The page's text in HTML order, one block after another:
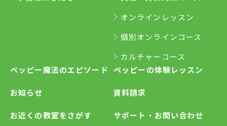
オンラインレッスン
個別オンラインコース
カルチャーコース
ペッピー魔法のエピソード
お知らせ
お近くの教室をさがす
ペッピーの体験レッスン
資料請求
サポート・お問い合わせ